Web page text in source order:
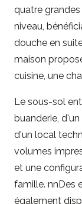
quatre
niveau,
douche en
maison
cuisine, une
Le sous-sol
buanderie,
d'un local
volumes
et une
famille. nnDes
également